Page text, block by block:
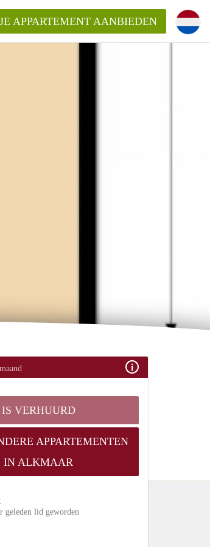
APPARTEMENT AANBIEDEN
IS VERHUURD
APPARTEMENTEN
IN ALKMAAR
geleden lid geworden